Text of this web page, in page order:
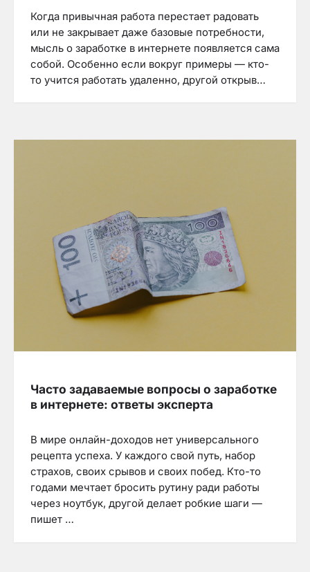
Когда привычная работа перестает радовать
или не закрывает даже базовые потребности,
мысль о заработке в интернете появляется сама
собой. Особенно если вокруг примеры — кто-
то учится работать удаленно, другой открыв…
Часто задаваемые вопросы о заработке
в интернете: ответы эксперта
В мире онлайн-доходов нет универсального
рецепта успеха. У каждого свой путь, набор
страхов, своих срывов и своих побед. Кто-то
годами мечтает бросить рутину ради работы
через ноутбук, другой делает робкие шаги —
пишет …